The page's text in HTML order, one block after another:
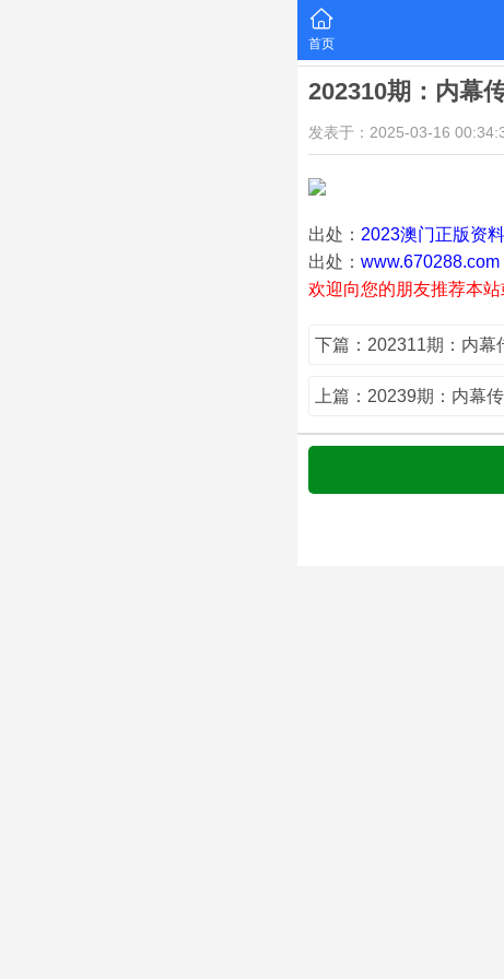
首页
202310期：内幕
发表于：2025-03-16
出处： 2023澳门正版资料
出处： www.670288.com
欢迎向您的朋友推荐本站
下篇：202311期：内幕
上篇：20239期：内幕